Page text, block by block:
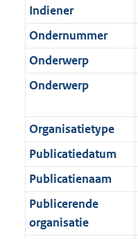
Indiener
Ondernummer
Onderwerp
Onderwerp
Organisatietype
Publicatiedatum
Publicatienaam
Publicerende
organisatie